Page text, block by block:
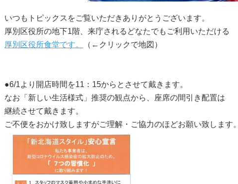
いつもトピックスをご覧いただきありがとうございます。
厚別区役所の地下1階、来庁されるどなたでもご利用いただける
厚別区役所食堂です。
（←クリックで地図）
●6/1より開店時間を11：15からとさせて戴きます。
なお「新しい生活様式」推奨の観点から、座席の間引き配置は
継続させて戴きます。
ご不便をおかけ致しますがご理解・ご協力のほどお願い致します